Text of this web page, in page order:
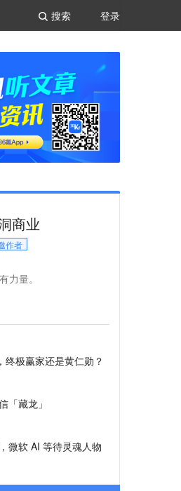
登录
搜索
商业
作者
力量。
终极赢家还是黄仁勋？
「藏龙」
微软 AI 等待灵魂人物